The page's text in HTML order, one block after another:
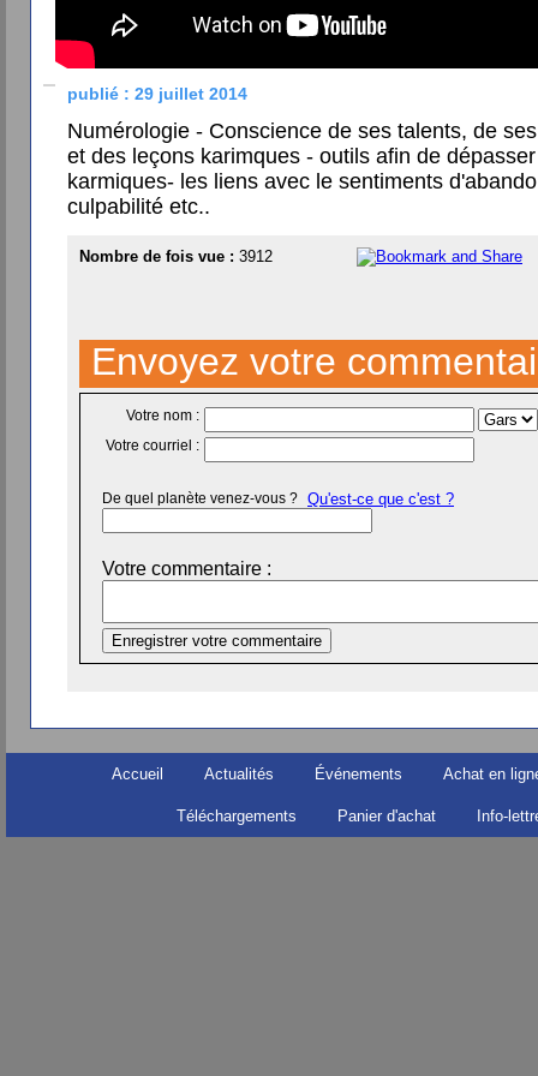
publié : 29 juillet 2014
Numérologie - Conscience de ses talents, de
et des leçons karimques - outils afin de
karmiques- les liens avec le sentiments
culpabilité etc..
Nombre de fois vue : 3912
Envoyez votre
Votre nom :
Votre courriel :
De quel planète venez-vous ? Qu'est-ce que c'est ?
Votre commentaire :
Accueil Actualités Événements Achat en
Téléchargements Panier d'achat Info-